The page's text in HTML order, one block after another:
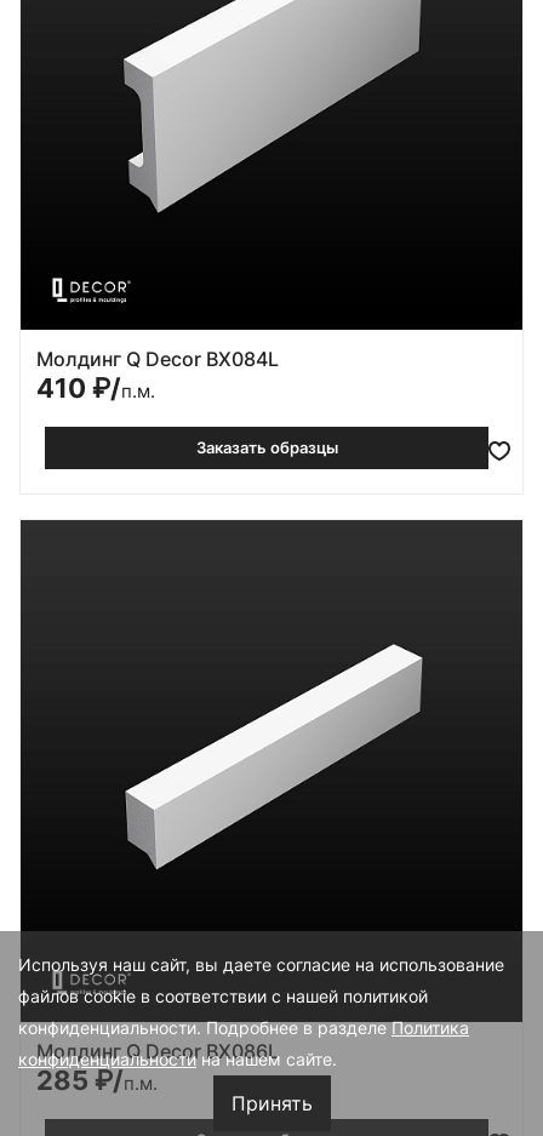
Молдинг Q Decor BX084L
410 ₽/п.м.
Заказать образцы
Молдинг Q Decor BX086L
285 ₽/п.м.
Используя наш сайт, вы даете согласие на использование
файлов cookie в соответствии с нашей политикой
конфиденциальности. Подробнее в разделеПолитика
конфиденциальностина нашем сайте.
Принять